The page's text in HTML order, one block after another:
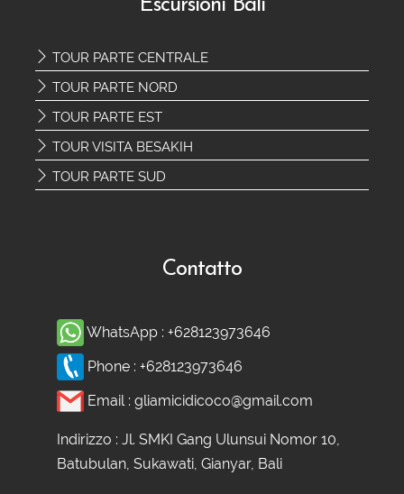
Escursioni Bali
TOUR PARTE CENTRALE
TOUR PARTE NORD
TOUR PARTE EST
TOUR VISITA BESAKIH
TOUR PARTE SUD
Contatto
WhatsApp : +628123973646
Phone : +628123973646
Email : gliamicidicoco@gmail.com
Indirizzo : Jl. SMKI Gang Ulunsui Nomor 10,
Batubulan, Sukawati, Gianyar, Bali